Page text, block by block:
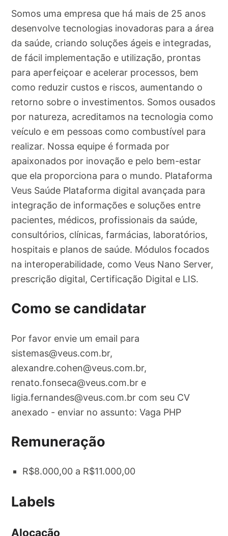
Somos uma empresa que há mais de 25 anos
desenvolve tecnologias inovadoras para a área
da saúde, criando soluções ágeis e integradas,
de fácil implementação e utilização, prontas
para aperfeiçoar e acelerar processos, bem
como reduzir custos e riscos, aumentando o
retorno sobre o investimentos. Somos ousados
por natureza, acreditamos na tecnologia como
veículo e em pessoas como combustível para
realizar. Nossa equipe é formada por
apaixonados por inovação e pelo bem-estar
que ela proporciona para o mundo. Plataforma
Veus Saúde Plataforma digital avançada para
integração de informações e soluções entre
pacientes, médicos, profissionais da saúde,
consultórios, clínicas, farmácias, laboratórios,
hospitais e planos de saúde. Módulos focados
na interoperabilidade, como Veus Nano Server,
prescrição digital, Certificação Digital e LIS.
Como se candidatar
Por favor envie um email para
sistemas@veus.com.br,
alexandre.cohen@veus.com.br,
renato.fonseca@veus.com.br e
ligia.fernandes@veus.com.br com seu CV
anexado - enviar no assunto: Vaga PHP
Remuneração
R$8.000,00 a R$11.000,00
Labels
Alocação